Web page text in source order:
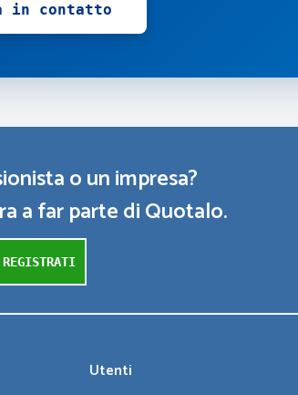
in contatto
o un impresa?
a far parte di Quotalo.
REGISTRATI
Utenti